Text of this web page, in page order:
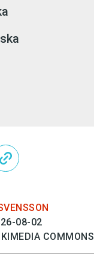
08-02
COMMONS